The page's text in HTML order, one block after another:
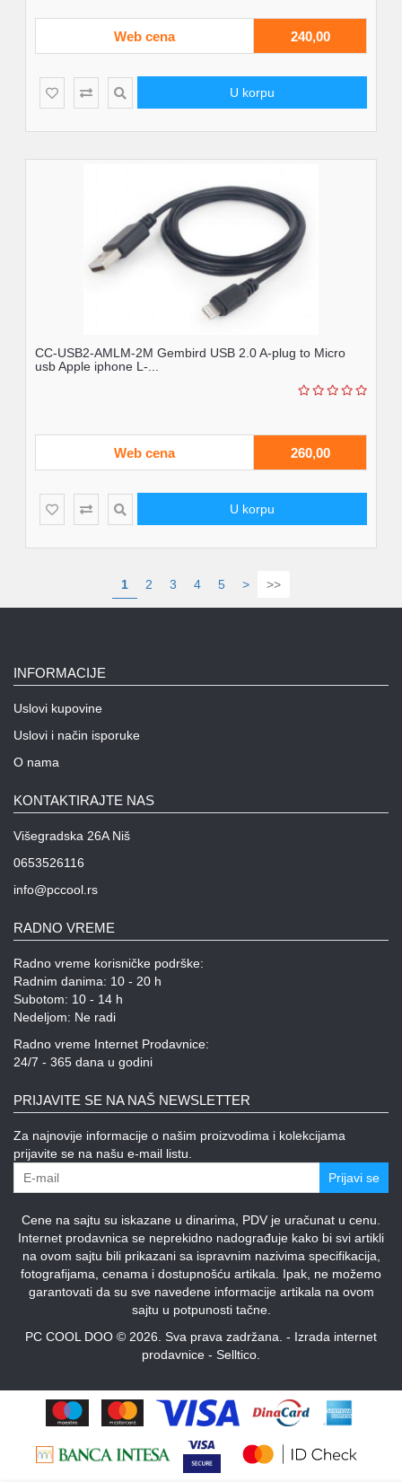
Web cena 240,00
U korpu
CC-USB2-AMLM-2M Gembird USB 2.0 A-plug to Micro
usb Apple iphone L-...
Web cena 260,00
U korpu
1 2 3 4 5 > >>
INFORMACIJE
Uslovi kupovine
Uslovi i način isporuke
O nama
KONTAKTIRAJTE NAS
Višegradska 26A Niš
0653526116
info@pccool.rs
RADNO VREME
Radno vreme korisničke podrške:
Radnim danima: 10 - 20 h
Subotom: 10 - 14 h
Nedeljom: Ne radi
Radno vreme Internet Prodavnice:
24/7 - 365 dana u godini
PRIJAVITE SE NA NAŠ NEWSLETTER
Za najnovije informacije o našim proizvodima i kolekcijama
prijavite se na našu e-mail listu.
Prijavi se
Cene na sajtu su iskazane u dinarima, PDV je uračunat u cenu.
Internet prodavnica se neprekidno nadograđuje kako bi svi artikli
na ovom sajtu bili prikazani sa ispravnim nazivima specifikacija,
fotografijama, cenama i dostupnošću artikala. Ipak, ne možemo
garantovati da su sve navedene informacije artikala na ovom
sajtu u potpunosti tačne.
PC COOL DOO © 2026. Sva prava zadržana. - Izrada internet
prodavnice - Selltico.